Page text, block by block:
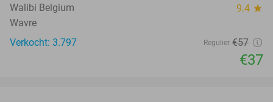
Walibi Belgium 9.4 star
Wavre
Verkocht: 3.797
Regulier €57
€37